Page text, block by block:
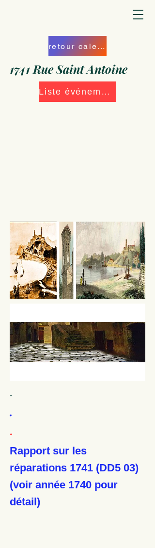
retour calendrier
1741 Rue Saint Antoine
Liste événements
.
.
.
Rapport sur les
réparations 1741 (DD5 03)
(voir année 1740 pour
détail)